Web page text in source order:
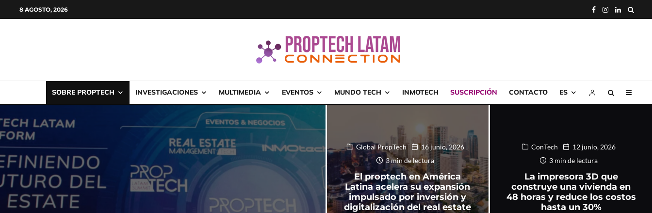
8 AGOSTO, 2026
SOBRE PROPTECH INVESTIGACIONES MULTIMEDIA EVENTOS MUNDO TECH INMOTECH SUSCRIPCIÓN CONTACTO ES
Global PropTech
16 junio, 2026
3 min de lectura
El proptech en América
Latina acelera su expansión
impulsado por inversión y
digitalización del real estate
ConTech
12 junio, 2026
3 min de lectura
La impresora 3D que
construye una vivienda en
48 horas y reduce los costos
hasta un 30%